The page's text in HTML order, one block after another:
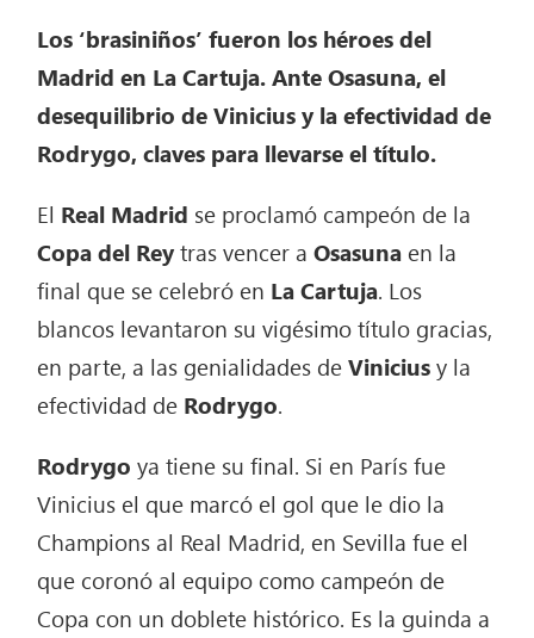
Los ‘brasiniños’ fueron los héroes del
Madrid en La Cartuja. Ante Osasuna, el
desequilibrio de Vinicius y la efectividad de
Rodrygo, claves para llevarse el título.
El Real Madrid se proclamó campeón de la
Copa del Reytras vencer aOsasuna en la
final que se celebró en La Cartuja. Los
blancos levantaron su vigésimo título gracias,
en parte, a las genialidades deViniciusy la
efectividad de Rodrygo.
Rodrygo ya tiene su final. Si en París fue
Vinicius el que marcó el gol que le dio la
Champions al Real Madrid, en Sevilla fue el
que coronó al equipo como campeón de
Copa con un doblete histórico. Es la guinda a